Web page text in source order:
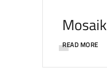
Mosaik
READ MORE